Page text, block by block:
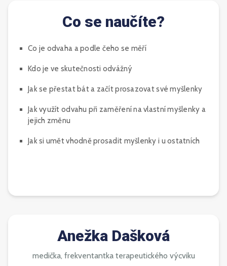
Co se naučíte?
Co je odvaha a podle čeho se měří
Kdo je ve skutečnosti odvážný
Jak se přestat bát a začít prosazovat své myšlenky
Jak využít odvahu při zaměření na vlastní myšlenky a
jejich změnu
Jak si umět vhodně prosadit myšlenky i u ostatních
Anežka Dašková
medička, frekventantka terapeutického výcviku